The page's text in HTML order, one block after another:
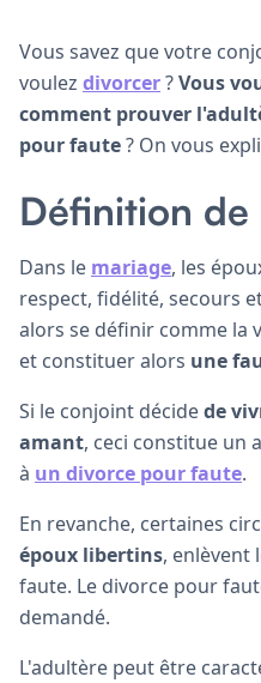
Vous savez que votre
voulez divorcer?Vous
comment prouver
pour faute? On vous
Définition
Dans le mariage, les
respect, fidélité, secours
alors se définir comme la
et constituer alors une
Si le conjoint décidede
amant, ceci constitue un
à un divorce pour faute.
En revanche, certaines
époux libertins, enlèvent
faute. Le divorce pour
demandé.
L'adultère peut être